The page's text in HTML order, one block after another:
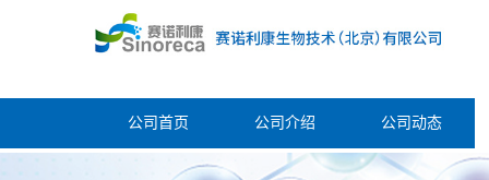
公司首页 公司介绍 公司动态